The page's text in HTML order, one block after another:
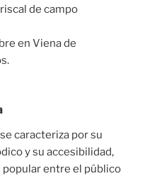
de campo
en Viena de
caracteriza por su
y su accesibilidad,
entre el público